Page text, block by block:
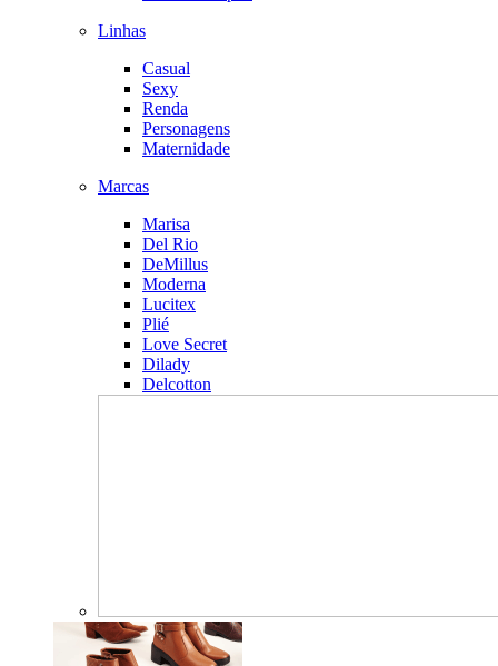
Linhas
Casual
Sexy
Renda
Personagens
Maternidade
Marcas
Marisa
Del Rio
DeMillus
Moderna
Lucitex
Plié
Love Secret
Dilady
Delcotton